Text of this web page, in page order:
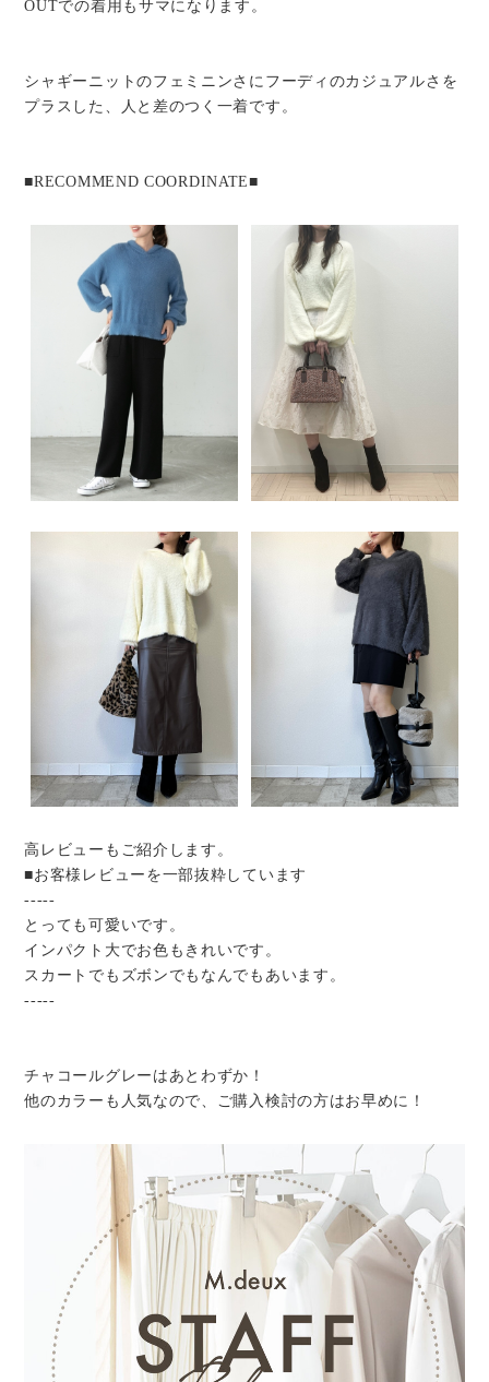
OUTでの着用もサマになります。
シャギーニットのフェミニンさにフーディのカジュアルさを
プラスした、人と差のつく一着です。
■RECOMMEND COORDINATE■
高レビューもご紹介します。
■お客様レビューを一部抜粋しています
-----
とっても可愛いです。
インパクト大でお色もきれいです。
スカートでもズボンでもなんでもあいます。
-----
チャコールグレーはあとわずか！
他のカラーも人気なので、ご購入検討の方はお早めに！